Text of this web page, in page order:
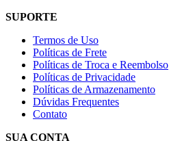
SUPORTE
Termos de Uso
Políticas de Frete
Políticas de Troca e Reembolso
Políticas de Privacidade
Políticas de Armazenamento
Dúvidas Frequentes
Contato
SUA CONTA